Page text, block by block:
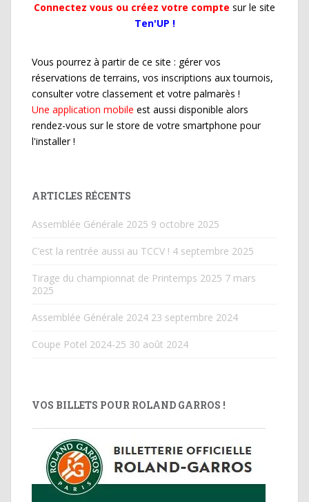
Connectez vous ou créez votre compte sur le site
Ten'UP !
Vous pourrez à partir de ce site : gérer vos
réservations de terrains, vos inscriptions aux tournois,
consulter votre classement et votre palmarès !
Une application mobile est aussi disponible alors
rendez-vous sur le store de votre smartphone pour
l'installer !
ARTICLES RÉCENTS
Assemblée Générale 2025 9 octobre 2025
C’est la rentrée aussi au TCCV ! 4 septembre 2025
Tirage du championnat de Printemps 2025 7 mars
2025
Assemblée Générale 2024 23 septembre 2024
Coupe Potel 2024-25 30 août 2024
VOS BILLETS POUR ROLAND GARROS !